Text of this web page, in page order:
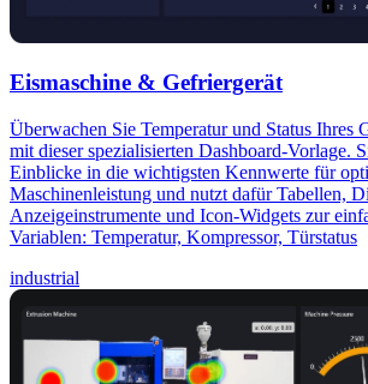
Eismaschine & Gefriergerät
Überwachen Sie Temperatur und Status Ihres
mit dieser spezialisierten Dashboard-Vorlage.
Einblicke in die wichtigsten Kennwerte für
Maschinenleistung und nutzt dafür Tabellen,
Anzeigeinstrumente und Icon-Widgets zur
Variablen: Temperatur, Kompressor, Türstatus
industrial